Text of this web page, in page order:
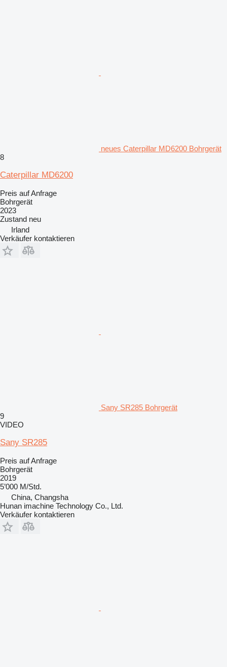
neues Caterpillar MD6200 Bohrgerät
8
Caterpillar MD6200
Preis auf Anfrage
Bohrgerät
2023
Zustand neu
Irland
Verkäufer kontaktieren
Sany SR285 Bohrgerät
9
VIDEO
Sany SR285
Preis auf Anfrage
Bohrgerät
2019
5’000 M/Std.
China, Changsha
Hunan imachine Technology Co., Ltd.
Verkäufer kontaktieren